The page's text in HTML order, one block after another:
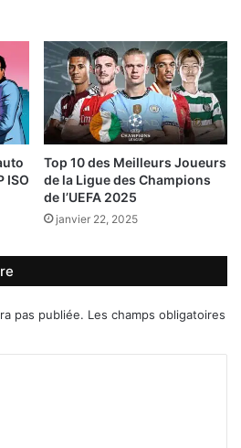
ISO
Top 10 des Meilleurs Joueurs
de la Ligue des Champions
de l’UEFA 2025
janvier 22, 2025
pas publiée. Les champs obligatoires